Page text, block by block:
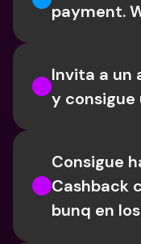
payment.
Invita a un
y
Consigue
Cashback
bunq en